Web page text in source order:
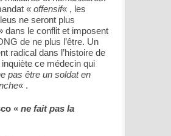
« offensif« , les
ne seront plus
dans le conflit et imposent
de ne plus l’être. Un
radical dans l’histoire de
inquiète ce médecin qui
pas être un soldat en
« .
« ne fait pas la